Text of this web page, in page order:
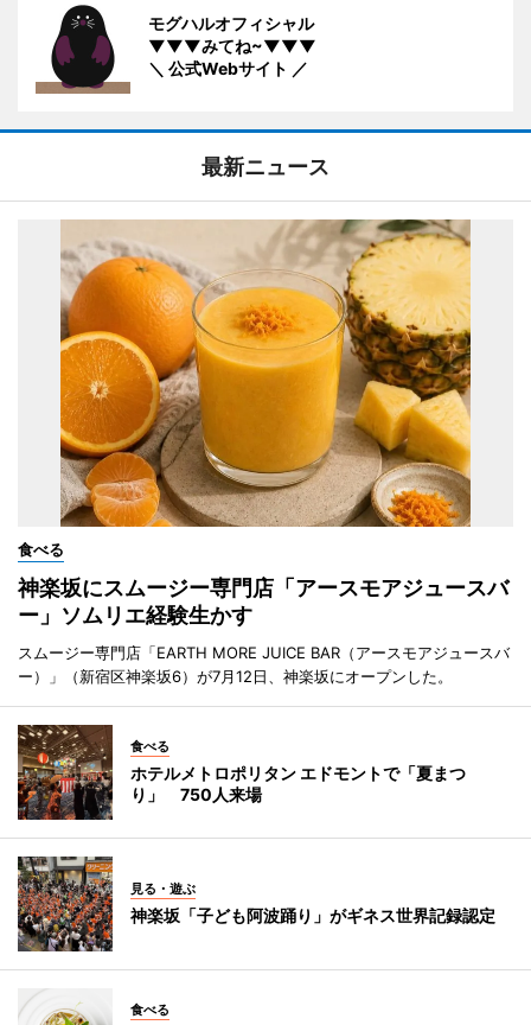
モグハルオフィシャル
▼▼▼みてね~▼▼▼
＼ 公式Webサイト ／
最新ニュース
食べる
神楽坂にスムージー専門店「アースモアジュースバ
ー」ソムリエ経験生かす
スムージー専門店「EARTH MORE JUICE BAR（アースモアジュースバ
ー）」（新宿区神楽坂6）が7月12日、神楽坂にオープンした。
食べる
ホテルメトロポリタン エドモントで「夏まつ
り」 750人来場
見る・遊ぶ
神楽坂「子ども阿波踊り」がギネス世界記録認定
食べる